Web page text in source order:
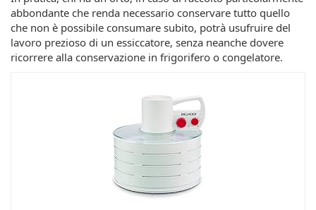
abbondante che renda necessario conservare tutto quello
che non è possibile consumare subito, potrà usufruire del
lavoro prezioso di un essiccatore, senza neanche dovere
ricorrere alla conservazione in frigorifero o congelatore.